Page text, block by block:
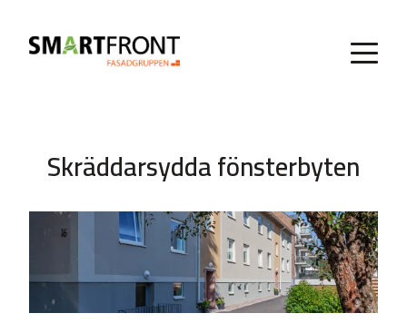
Skräddarsydda fönsterbyten